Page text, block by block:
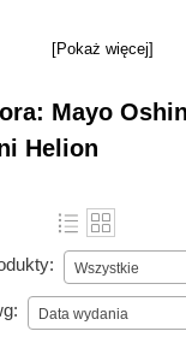
[Pokaż więcej]
Mayo
Helion
Wszystkie
Data wydania